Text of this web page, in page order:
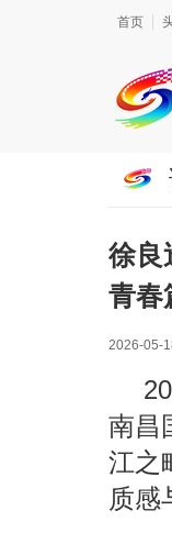
首页
徐良
青春
2026-05-
南昌
江之
质感